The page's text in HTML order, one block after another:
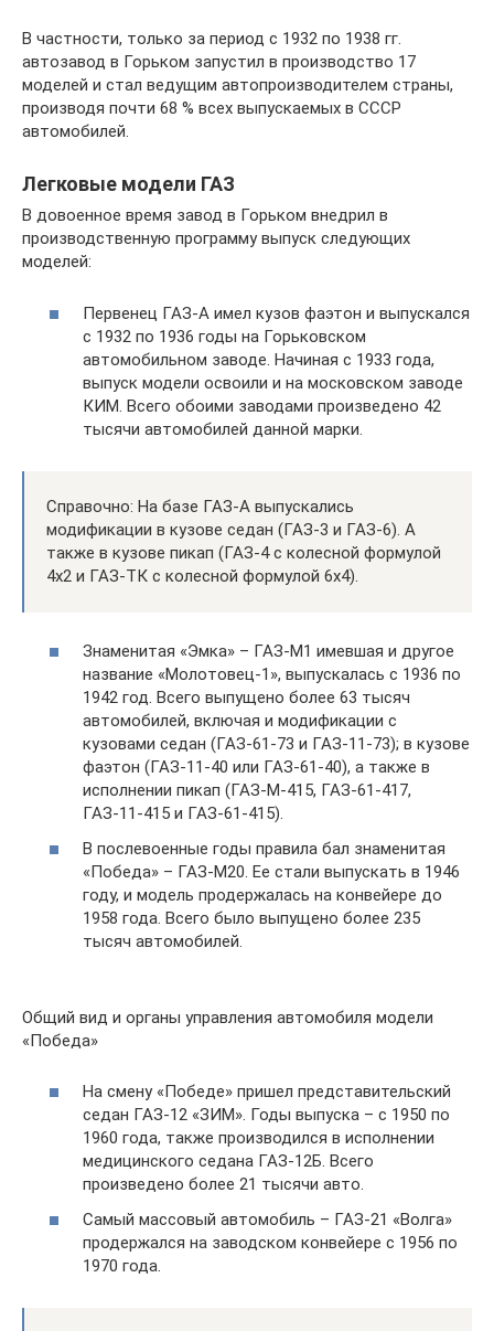
В частности, только за период с 1932 по 1938 гг.
автозавод в Горьком запустил в производство 17
моделей и стал ведущим автопроизводителем страны,
производя почти 68 % всех выпускаемых в СССР
автомобилей.
Легковые модели ГАЗ
В довоенное время завод в Горьком внедрил в
производственную программу выпуск следующих
моделей:
Первенец ГАЗ-А имел кузов фаэтон и выпускался
с 1932 по 1936 годы на Горьковском
автомобильном заводе. Начиная с 1933 года,
выпуск модели освоили и на московском заводе
КИМ. Всего обоими заводами произведено 42
тысячи автомобилей данной марки.
Справочно: На базе ГАЗ-А выпускались
модификации в кузове седан (ГАЗ-3 и ГАЗ-6). А
также в кузове пикап (ГАЗ-4 с колесной формулой
4х2 и ГАЗ-ТК с колесной формулой 6х4).
Знаменитая «Эмка» – ГАЗ-М1 имевшая и другое
название «Молотовец-1», выпускалась с 1936 по
1942 год. Всего выпущено более 63 тысяч
автомобилей, включая и модификации с
кузовами седан (ГАЗ-61-73 и ГАЗ-11-73); в кузове
фаэтон (ГАЗ-11-40 или ГАЗ-61-40), а также в
исполнении пикап (ГАЗ-М-415, ГАЗ-61-417,
ГАЗ-11-415 и ГАЗ-61-415).
В послевоенные годы правила бал знаменитая
«Победа» – ГАЗ-М20. Ее стали выпускать в 1946
году, и модель продержалась на конвейере до
1958 года. Всего было выпущено более 235
тысяч автомобилей.
Общий вид и органы управления автомобиля модели
«Победа»
На смену «Победе» пришел представительский
седан ГАЗ-12 «ЗИМ». Годы выпуска – с 1950 по
1960 года, также производился в исполнении
медицинского седана ГАЗ-12Б. Всего
произведено более 21 тысячи авто.
Самый массовый автомобиль – ГАЗ-21 «Волга»
продержался на заводском конвейере с 1956 по
1970 года.